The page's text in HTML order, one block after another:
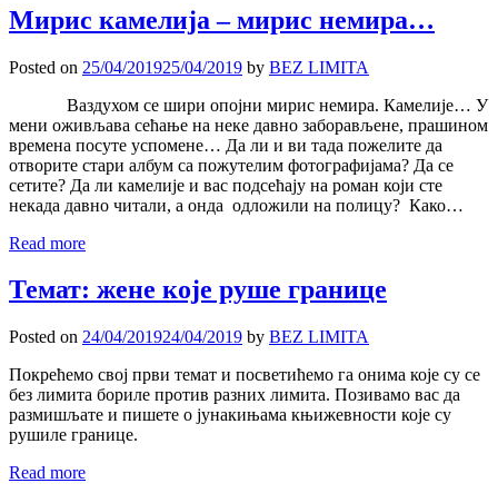
Мирис камелија – мирис немира…
Posted on 25/04/201925/04/2019 by BEZ LIMITA
Ваздухом се шири опојни мирис немира. Камелије… У
мени оживљава сећање на неке давно заборављене, прашином
времена посуте успомене… Да ли и ви тада пожелите да
отворите стари албум са пожутелим фотографијама? Да се
сетите? Да ли камелије и вас подсећају на роман који сте
некада давно читали, а онда одложили на полицу? Како…
Read more
Темат: жене које руше границе
Posted on 24/04/201924/04/2019 by BEZ LIMITA
Покрећемо свој први темат и посветићемо га онима које су се
без лимита бориле против разних лимита. Позивамо вас да
размишљате и пишете о јунакињама књижевности које су
рушиле границе.
Read more